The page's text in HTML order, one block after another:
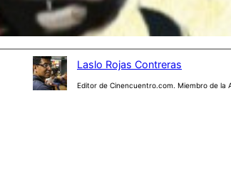
Laslo Rojas Contreras
Editor de Cinencuentro.com. Miembro de la